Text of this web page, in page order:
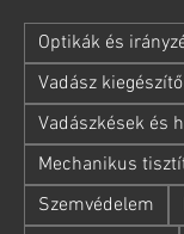
amelyek stabil
is. A téli
béléssel ellátott
csúszásmentes,
sárban és hóban
Rouchette, Aigle,
közül!
Optikák és
Vadász kiegészítő
Vadászkések és
Mechanikus
Szemvédelem